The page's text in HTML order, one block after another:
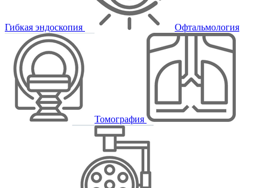
Гибкая эндоскопия Офтальмология
Томография